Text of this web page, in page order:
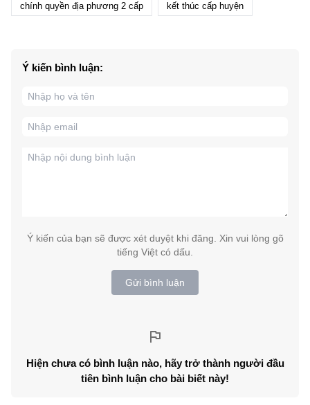
chính quyền địa phương 2 cấp kết thúc cấp huyện
Ý kiến bình luận:
Ý kiến của bạn sẽ được xét duyệt khi đăng. Xin vui lòng gõ
tiếng Việt có dấu.
Gửi bình luận
Hiện chưa có bình luận nào, hãy trở thành người đầu
tiên bình luận cho bài biết này!